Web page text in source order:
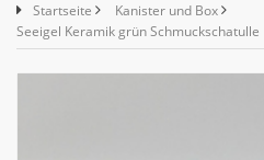
Startseite
Kanister und Box
Seeigel Keramik grün Schmuckschatulle